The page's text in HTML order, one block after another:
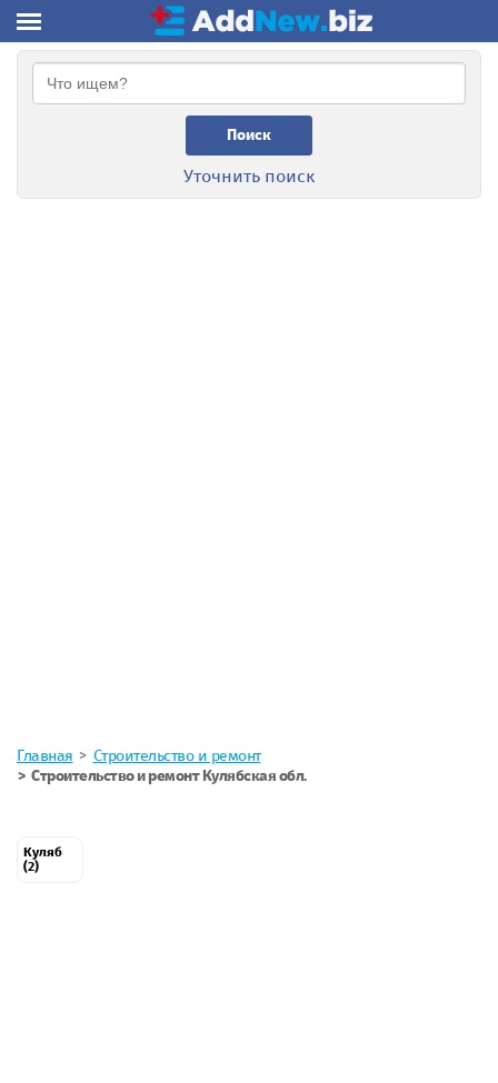
Поиск
Уточнить поиск
Главная
Строительство и ремонт
Строительство и ремонт Кулябская обл.
Куляб
(2)